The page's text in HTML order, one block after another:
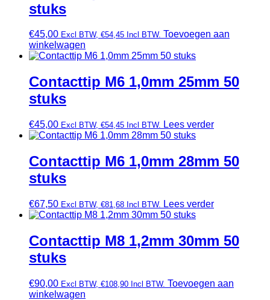
stuks
€45,00 Excl BTW, €54,45 Incl BTW. Toevoegen aan
winkelwagen
Contacttip M6 1,0mm 25mm 50
stuks
€45,00 Excl BTW, €54,45 Incl BTW. Lees verder
Contacttip M6 1,0mm 28mm 50
stuks
€67,50 Excl BTW, €81,68 Incl BTW. Lees verder
Contacttip M8 1,2mm 30mm 50
stuks
€90,00 Excl BTW, €108,90 Incl BTW. Toevoegen aan
winkelwagen